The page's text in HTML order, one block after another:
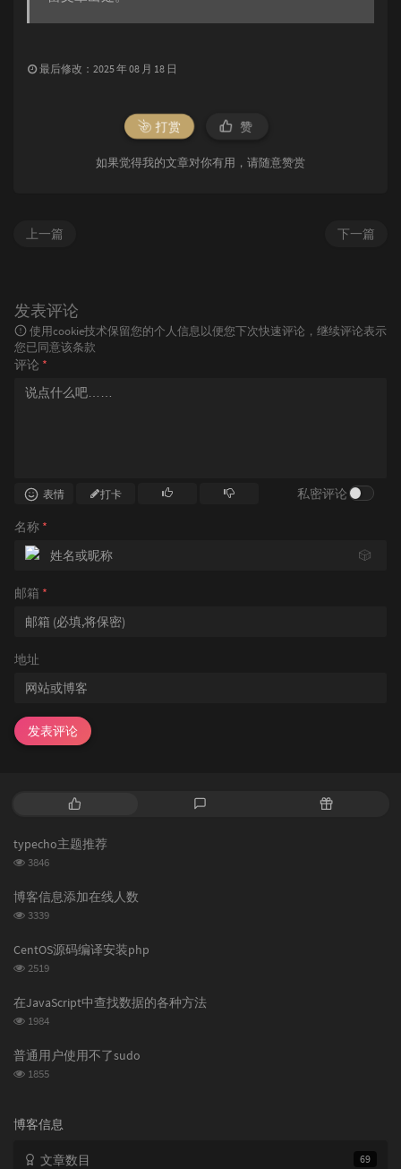
最后修改：2025 年 08 月 18 日
打赏 赞
如果觉得我的文章对你有用，请随意赞赏
下一篇
上一篇
发表评论
使用cookie技术保留您的个人信息以便您下次快速评论，继续评论表示
您已同意该条款
评论 *
表情 打卡 私密评论
名称 *
🎲
邮箱 *
地址
发表评论
热
文
章
随
typecho主题推荐
浏
次
数:
3846
博客信息添加在线人数
浏
次
3339
CentOS源码编译安装php
浏
次
2519
在JavaScript中查找数据的各种方法
浏
次
数:
1984
普通用户使用不了sudo
浏
数:
1855
博客信息
69
文章数目